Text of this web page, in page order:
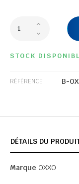
STOCK
RÉFÉRENCE B-
DÉTAILS DU
Marque OXXO